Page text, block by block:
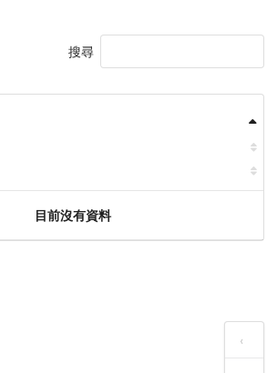
搜尋
目前沒有資料
‹